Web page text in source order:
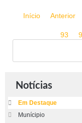
Início Anterior
93
Notícias
Em Destaque
Munícipio